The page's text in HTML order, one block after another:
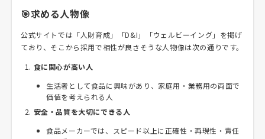
🎯求める人物像
公式サイトでは「人財育成」「D&I」「ウェルビーイング」を掲げ
ており、そこから採用で相性が良さそうな人物像は次の通りです。
食に関心が高い人
生活者として食品に興味があり、家庭用・業務用の両面で
価値を考えられる人
安全・品質を大切にできる人
食品メーカーでは、スピード以上に正確性・再現性・責任